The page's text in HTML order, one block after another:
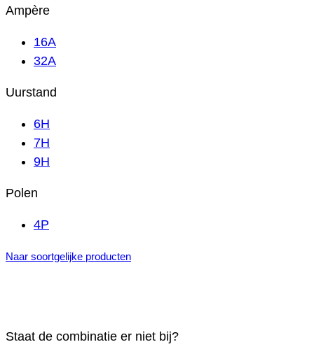
Ampère
16A
32A
Uurstand
6H
7H
9H
Polen
4P
Naar soortgelijke producten
Staat de combinatie er niet bij?